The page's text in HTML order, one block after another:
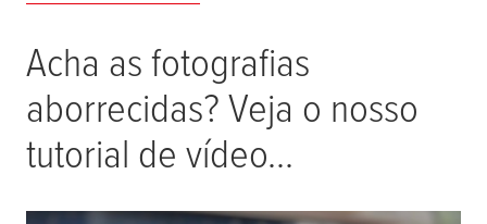
Acha as fotografias
aborrecidas? Veja o nosso
tutorial de vídeo...